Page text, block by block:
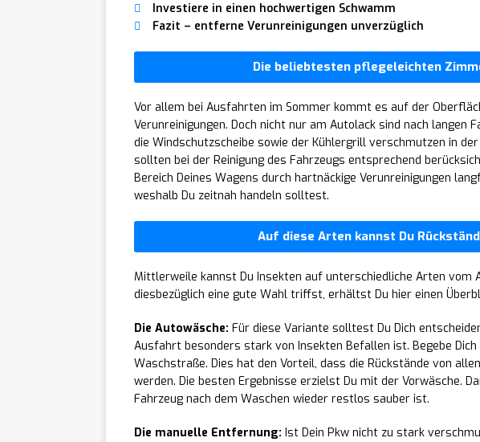
Investiere in einen hochwertigen Schwamm
Fazit – entferne Verunreinigungen unverzüglich
Die beliebtesten pflegeleichten
Vor allem bei Ausfahrten im Sommer kommt es auf der
Verunreinigungen. Doch nicht nur am Autolack sind nach langen
die Windschutzscheibe sowie der Kühlergrill verschmutzen in
sollten bei der Reinigung des Fahrzeugs entsprechend
Bereich Deines Wagens durch hartnäckige Verunreinigungen
weshalb Du zeitnah handeln solltest.
Auf diese Arten kannst Du
Mittlerweile kannst Du Insekten auf unterschiedliche Arten vom
diesbezüglich eine gute Wahl triffst, erhältst Du hier einen
Die Autowäsche: Für diese Variante solltest Du Dich
Ausfahrt besonders stark von Insekten Befallen ist. Begebe
Waschstraße. Dies hat den Vorteil, dass die Rückstände von
werden. Die besten Ergebnisse erzielst Du mit der Vorwäsche.
Fahrzeug nach dem Waschen wieder restlos sauber ist.
Die manuelle Entfernung: Ist Dein Pkw nicht zu stark